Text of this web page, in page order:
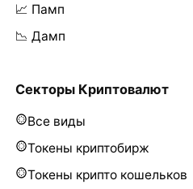
📈 Памп
📉 Дамп
Секторы Криптовалют
Все виды
Токены криптобирж
Токены крипто кошельков